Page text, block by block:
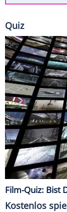
Quiz
Film-Quiz: Bist
Kostenlos